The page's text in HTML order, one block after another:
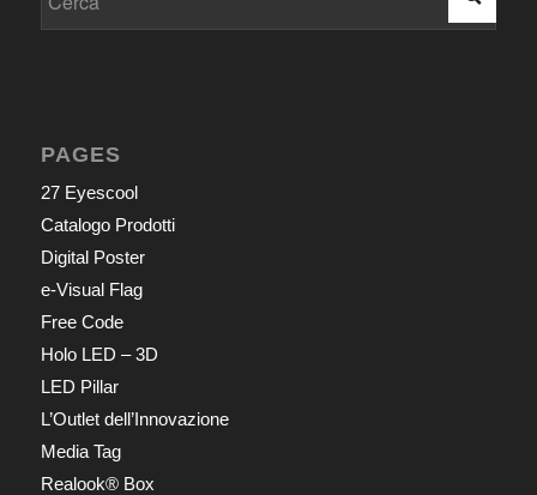
PAGES
27 Eyescool
Catalogo Prodotti
Digital Poster
e-Visual Flag
Free Code
Holo LED – 3D
LED Pillar
L’Outlet dell’Innovazione
Media Tag
Realook® Box